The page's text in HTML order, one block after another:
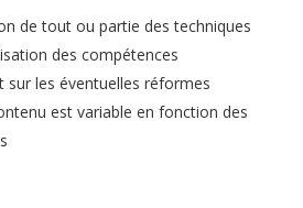
de tout ou partie des techniques
des compétences
sur les éventuelles réformes
est variable en fonction des